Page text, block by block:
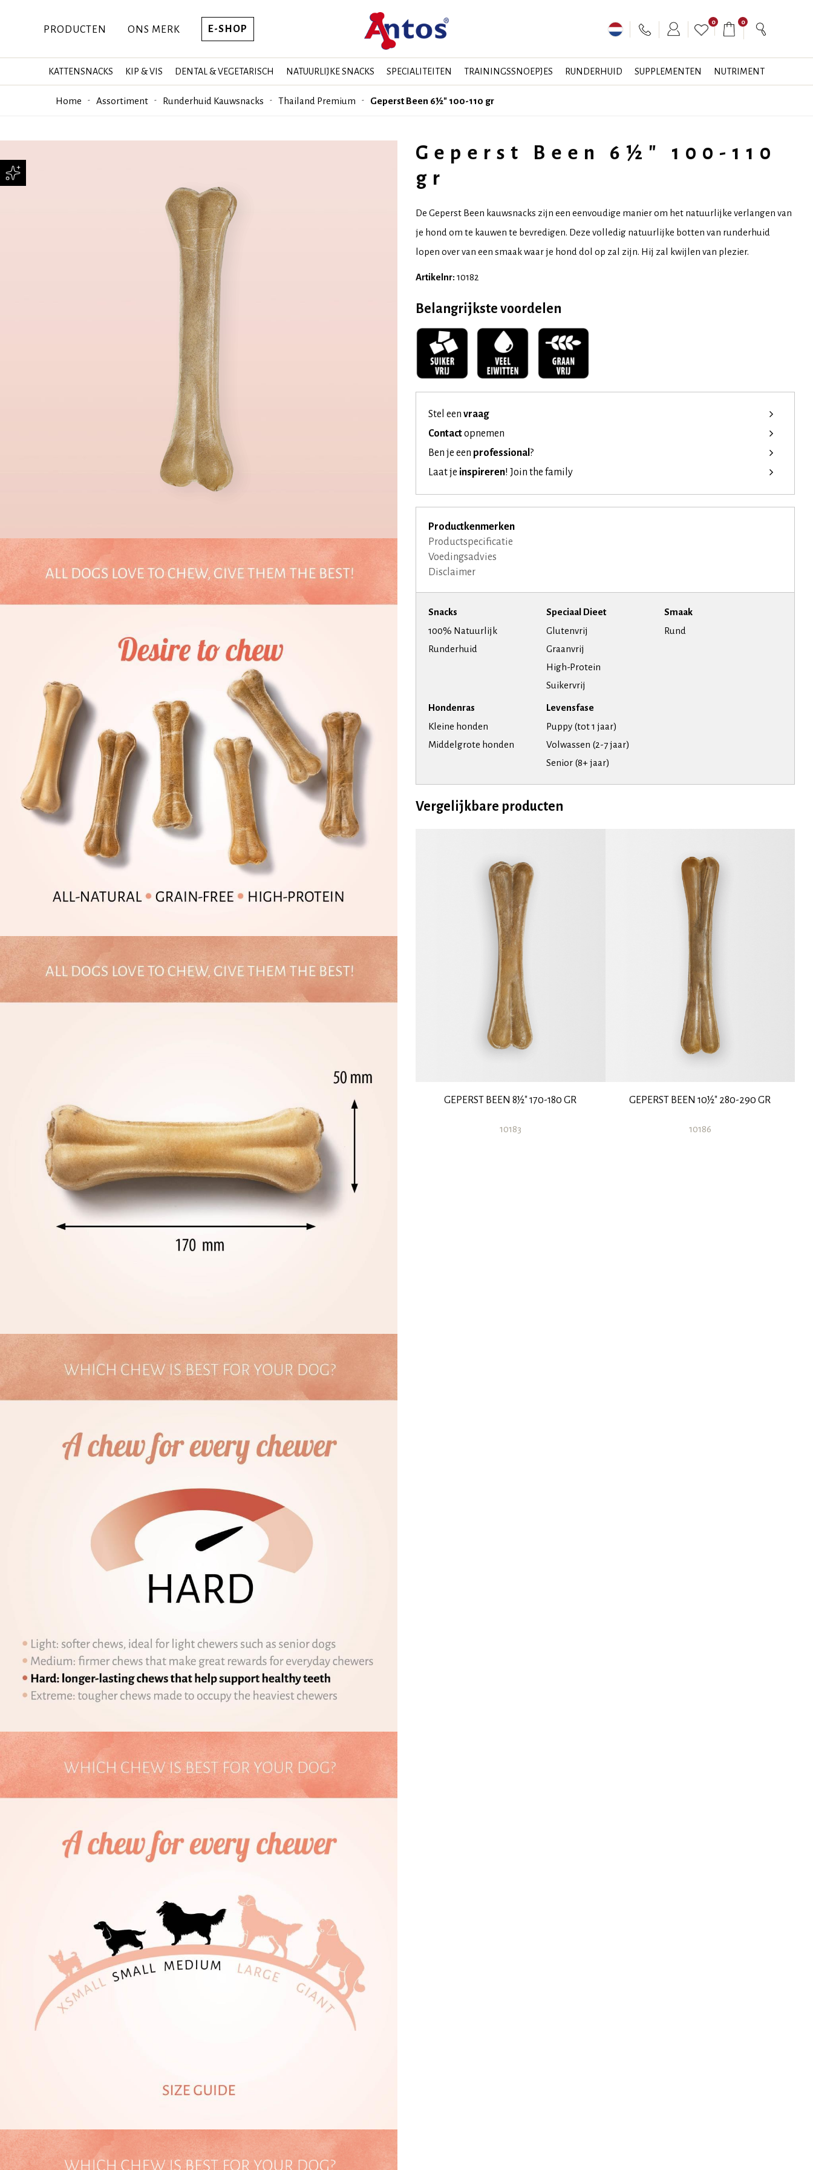
PRODUCTEN ONS MERK E-SHOP
0 0
KATTENSNACKS KIP & VIS DENTAL & VEGETARISCH NATUURLIJKE SNACKS SPECIALITEITEN TRAININGSSNOEPJES RUNDERHUID SUPPLEMENTEN NUTRIMENT
Home Assortiment Runderhuid Kauwsnacks Thailand Premium Geperst Been 6½" 100-110 gr
Geperst Been 6½" 100-110
gr
De Geperst Been kauwsnacks zijn een eenvoudige manier om het natuurlijke verlangen van
je hond om te kauwen te bevredigen. Deze volledig natuurlijke botten van runderhuid
lopen over van een smaak waar je hond dol op zal zijn. Hij zal kwijlen van plezier.
Artikelnr: 10182
Belangrijkste voordelen
Stel een vraag
Contactopnemen
Ben je een professional ?
Laat je inspireren! Join the family
Productkenmerken
Productspecificatie
Voedingsadvies
Disclaimer
Snacks
100% Natuurlijk
Runderhuid
Speciaal Dieet
Glutenvrij
Graanvrij
High-Protein
Suikervrij
Smaak
Rund
Hondenras
Kleine honden
Middelgrote honden
Levensfase
Puppy (tot 1 jaar)
Volwassen (2-7 jaar)
Senior (8+ jaar)
Vergelijkbare producten
GEPERST BEEN 8½" 170-180 GR
10183
GEPERST BEEN 10½" 280-290 GR
10186